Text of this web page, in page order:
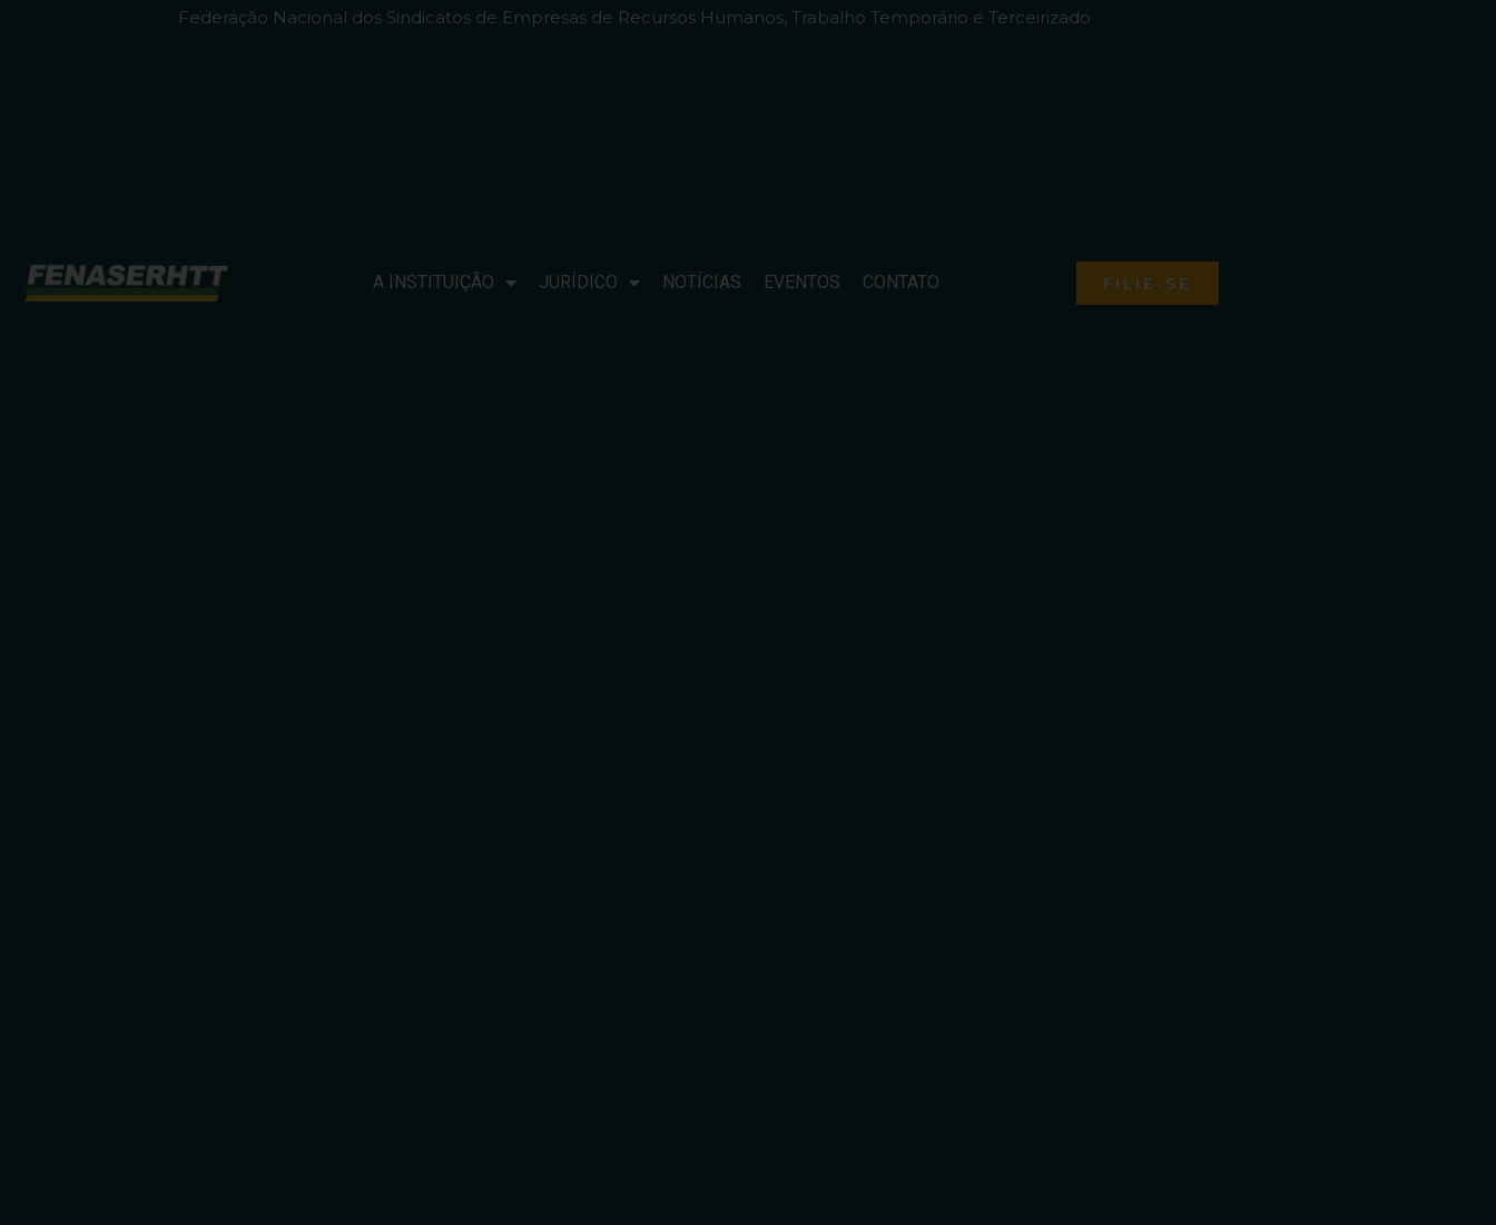
Federação Nacional dos Sindicatos de Empresas de Recursos Humanos, Trabalho Temporário e Terceirizado
A INSTITUIÇÃO JURÍDICO NOTÍCIAS EVENTOS CONTATO FILIE-SE